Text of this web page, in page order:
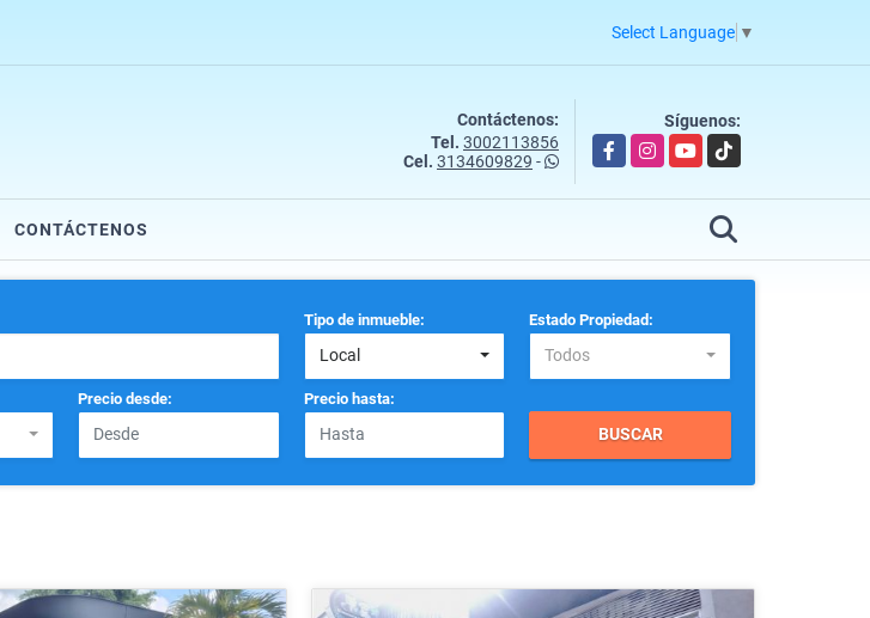
Select Language ▼
Contáctenos:
Tel. 3002113856
Cel. 3134609829 -
Síguenos:
FacebookInstagramYouTubeTikTok
CONTÁCTENOS
Tipo de inmueble:
Local
Estado Propiedad:
Todos
Precio desde: Precio hasta:
BUSCAR